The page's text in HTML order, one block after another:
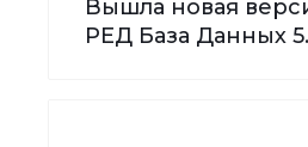
Вышла новая
РЕД База Данных